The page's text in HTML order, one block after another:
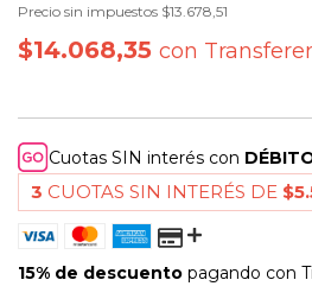
Precio sin impuestos $13.678,51
$14.068,35 con
Cuotas SIN interés con
3 CUOTAS SIN INTERÉS DE
15% de descuento pagando con